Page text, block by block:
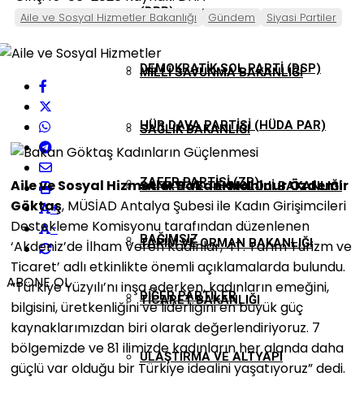
(DBP)
DEMOKRATIK SOL PARTI (DSP)
HÜR DAVA PARTISI (HÜDA PAR)
ZAFER PARTISI (ZP)
BAĞIMSIZ
DIĞER PARTILER
MILLI EĞITIM BAKANLIĞI
MILLI SAVUNMA BAKANLIĞI
SAĞLIK BAKANLIĞI
SANAYI VE TEKNOLOJI BAKANLIĞI
TARIM VE ORMAN BAKANLIĞI
TICARET BAKANLIĞI
ULAŞTIRMA VE ALTYAPI
Aile ve Sosyal Hizmetler Bakanlığı Gündem Siyasi Partiler
+
-
ABONE OL
Aile ve Sosyal Hizmetler Bakanı Mahinur Özdemir
Göktaş, MÜSİAD Antalya Şubesi ile Kadın Girişimcileri
Destekleme Komisyonu tarafından düzenlenen
‘Akdeniz’de İlham Veren Kadınlar, 4T: Tarım Turizm ve
Ticaret’ adlı etkinlikte önemli açıklamalarda bulundu.
“Türkiye Yüzyılı’nı inşa ederken, kadınların emeğini,
bilgisini, üretkenliğini ve liderliğini en büyük güç
kaynaklarımızdan biri olarak değerlendiriyoruz. 7
bölgemizde ve 81 ilimizde kadınların her alanda daha
güçlü var olduğu bir Türkiye idealini yaşatıyoruz” dedi.